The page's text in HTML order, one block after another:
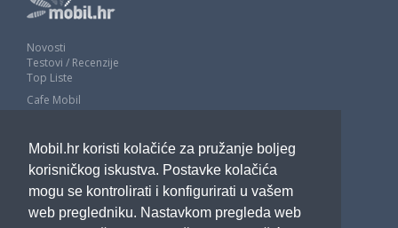
Mobil.hr koristi kolačiće za pružanje boljeg
korisničkog iskustva. Postavke kolačića
mogu se kontrolirati i konfigurirati u vašem
web pregledniku. Nastavkom pregleda web
Novosti
Testovi / Recenzije
Top Liste
Cafe Mobil
Impressum
Marketing
Pravne odredbe
Izjava o privatnosti